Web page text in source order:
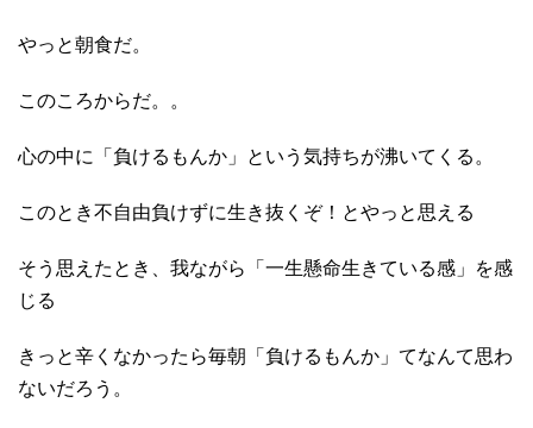
やっと朝食だ。
このころからだ。。
心の中に「負けるもんか」という気持ちが沸いてくる。
このとき不自由負けずに生き抜くぞ！とやっと思える
そう思えたとき、我ながら「一生懸命生きている感」を感
じる
きっと辛くなかったら毎朝「負けるもんか」てなんて思わ
ないだろう。